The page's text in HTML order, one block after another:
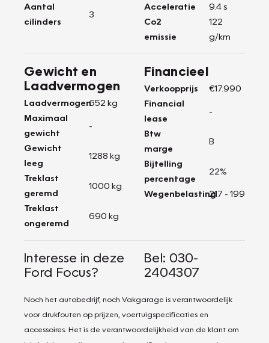
Aantal
cilinders
3
Acceleratie
9.4 s
Co2
emissie
122
g/km
Gewicht en
Laadvermogen
Laadvermogen652 kg
Maximaal
gewicht
-
Gewicht
leeg
1288 kg
Treklast
geremd
1000 kg
Treklast
ongeremd
690 kg
Financieel
Verkoopprijs
€17.990
Financial
lease
-
Btw
marge
B
Bijtelling
percentage
22%
Wegenbelasting217 - 199
Interesse in deze
Ford Focus?
Bel: 030-
2404307
Noch het autobedrijf, noch Vakgarage is verantwoordelijk
voor drukfouten op prijzen, voertuigspecificaties en
accessoires. Het is de verantwoordelijkheid van de klant om